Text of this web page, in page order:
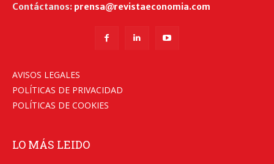
Contáctanos: prensa@revistaeconomia.com
AVISOS LEGALES
POLÍTICAS DE PRIVACIDAD
POLÍTICAS DE COOKIES
LO MÁS LEIDO